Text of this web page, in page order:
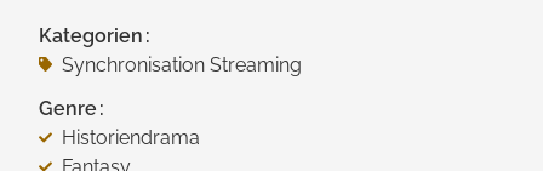
Kategorien
Synchronisation Streaming
Genre
Historiendrama